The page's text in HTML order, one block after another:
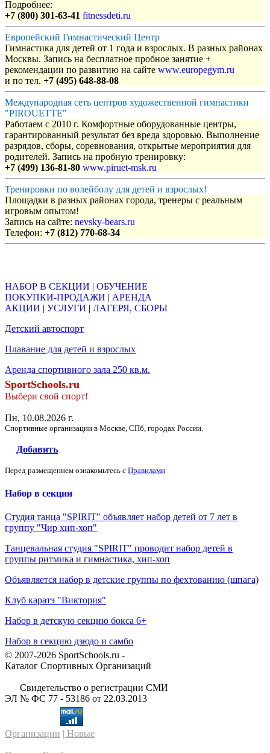
Подробнее:
+7 (800) 301-63-41 fitnessdeti.ru
Европейский Гимнастический Центр
Гимнастика для детей от 1 года и взрослых. В разных районах
Москвы. Запись на бесплатное пробное занятие +
рекомендации по развитию на сайте www.europegym.ru
и по тел. +7 (495) 648-88-08
Международная сеть центров художественной гимнастики
"PIROUETTE"
Работаем с 2010 г. Комфортные оборудованные центры,
гарантированный результат без вреда здоровью. Выполнение
разрядов, сборы, соревнования, открытые мероприятия для
родителей. Запись на пробную тренировку:
+7 (499) 136-81-80 www.piruet-msk.ru
Тренировки по волейболу для детей и взрослых!
Площадки в разных районах города, тренеры с реальным
игровым опытом!
Запись на сайте: nevsky-bears.ru
Телефон: +7 (812) 770-68-34
НАБОР В СЕКЦИИ | ОБУЧЕНИЕ
ПОКУПКИ-ПРОДАЖИ | АРЕНДА
АКЦИИ | УСЛУГИ | ЛАГЕРЯ, СБОРЫ
Детский автоспорт
Плавание для детей и взрослых
Аренда спортивного зала 250 кв.м.
SportSchools.ru
Выбери свой спорт!
Пн, 10.08.2026 г.
Спортивные организации в Москве, СПб, городах России.
Добавить
Перед размещением ознакомьтесь с Правилами
Набор в секции
Студия танца "SPIRIT" объявляет набор детей от 7 лет в
группу "Чир хип-хоп"
Танцевальная студия "SPIRIT" проводит набор детей в
группы ритмика и гимнастика, хип-хоп
Объявляется набор в детские группы по фехтованию (шпага)
Клуб каратэ "Виктория"
Набор в детскую секцию бокса 6+
Набор в секцию дзюдо и самбо
© 2007-2026 SportSchools.ru -
Каталог Спортивных Организаций
Свидетельство о регистрации СМИ
ЭЛ № ФС 77 - 53186 от 22.03.2013
Организации | Новые